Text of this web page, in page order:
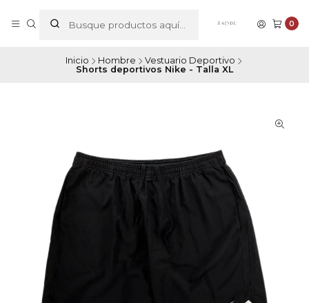
0
Inicio Hombre
Vestuario Deportivo
Shorts deportivos Nike - Talla XL